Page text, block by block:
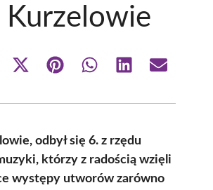
Share
(Twitter)
Share Share Share Share
odbył się 6. z rzędu
którzy z radością wzięli
występy utworów zarówno